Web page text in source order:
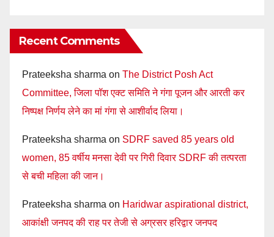
Recent Comments
Prateeksha sharma on The District Posh Act
Committee, जिला पॉश एक्ट समिति ने गंगा पूजन और आरती कर
निष्पक्ष निर्णय लेने का मां गंगा से आशीर्वाद लिया।
Prateeksha sharma on SDRF saved 85 years old
women, 85 वर्षीय मनसा देवी पर गिरी दिवार SDRF की तत्परता
से बची महिला की जान।
Prateeksha sharma on Haridwar aspirational district,
आकांक्षी जनपद की राह पर तेजी से अग्रसर हरिद्वार जनपद